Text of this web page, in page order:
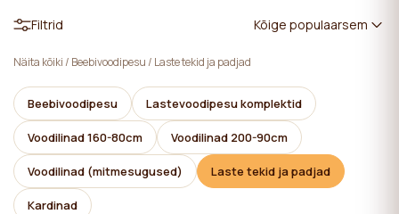
Filtrid Kõige populaarsem
Näita kõiki/ Beebivoodipesu/ Laste tekid ja padjad
Beebivoodipesu Lastevoodipesu komplektid
Voodilinad 160-80cm Voodilinad 200-90cm
Voodilinad (mitmesugused) Laste tekid ja padjad
Kardinad
kasutamiseks ei ole vaja kasutaja nõusolekut.